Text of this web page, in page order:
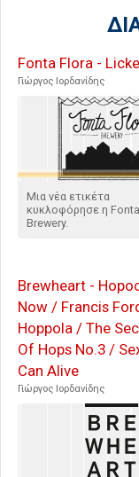
Fonta Flora -
Γιώργος Ιορδανίδης
Μια νέα ετικέτα
κυκλοφόρησε η
Brewery.
Brewheart -
Now / Francis
Hoppola / The
Of Hops No.3 /
Can Alive
Γιώργος Ιορδανίδης